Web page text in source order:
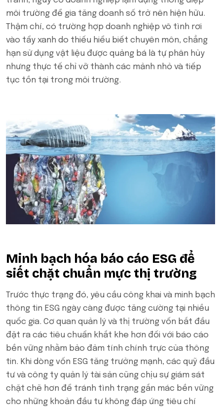
môi trường để gia tăng doanh số trở nên hiện hữu.
Thậm chí, có trường hợp doanh nghiệp vô tình rơi
vào tẩy xanh do thiếu hiểu biết chuyên môn, chẳng
hạn sử dụng vật liệu được quảng bá là tự phân hủy
nhưng thực tế chỉ vỡ thành các mảnh nhỏ và tiếp
tục tồn tại trong môi trường.
Minh bạch hóa báo cáo ESG để
siết chặt chuẩn mực thị trường
Trước thực trạng đó, yêu cầu công khai và minh bạch
thông tin ESG ngày càng được tăng cường tại nhiều
quốc gia. Cơ quan quản lý và thị trường vốn bắt đầu
đặt ra các tiêu chuẩn khắt khe hơn đối với báo cáo
bền vững nhằm bảo đảm tính chính trực của thông
tin. Khi dòng vốn ESG tăng trưởng mạnh, các quỹ đầu
tư và công ty quản lý tài sản cũng chịu sự giám sát
chặt chẽ hơn để tránh tình trạng gắn mác bền vững
cho những khoản đầu tư không đáp ứng tiêu chí